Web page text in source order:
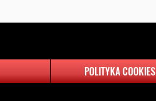
POLITYKA COOKIES